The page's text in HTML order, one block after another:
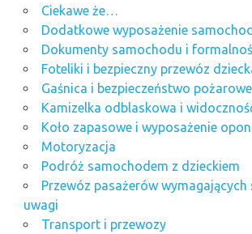
Ciekawe że…
Dodatkowe wyposażenie
Dokumenty samochodu i
Foteliki i bezpieczny przewóz
Gaśnica i bezpieczeństwo pożarowe
Kamizelka odblaskowa i
Koło zapasowe i wyposażenie opon
Motoryzacja
Podróż samochodem z dzieckiem
Przewóz pasażerów wymagających
uwagi
Transport i przewozy